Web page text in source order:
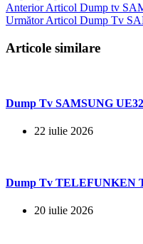
AnteriorArticol Dump tv
UrmătorArticol Dump Tv
Articole similare
Dump Tv SAMSUNG
22 iulie 2026
Dump Tv TELEFUNKEN
20 iulie 2026